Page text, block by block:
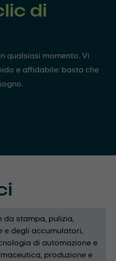
di
qualsiasi momento. Vi
e affidabile: basta che
da stampa pulizia
e degli accumulatori
di automazione e
produzione e